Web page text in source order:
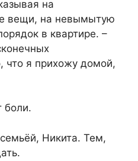
на
вещи, на невымытую
в квартире. –
что я прихожу домой,
боли.
Никита. Тем,